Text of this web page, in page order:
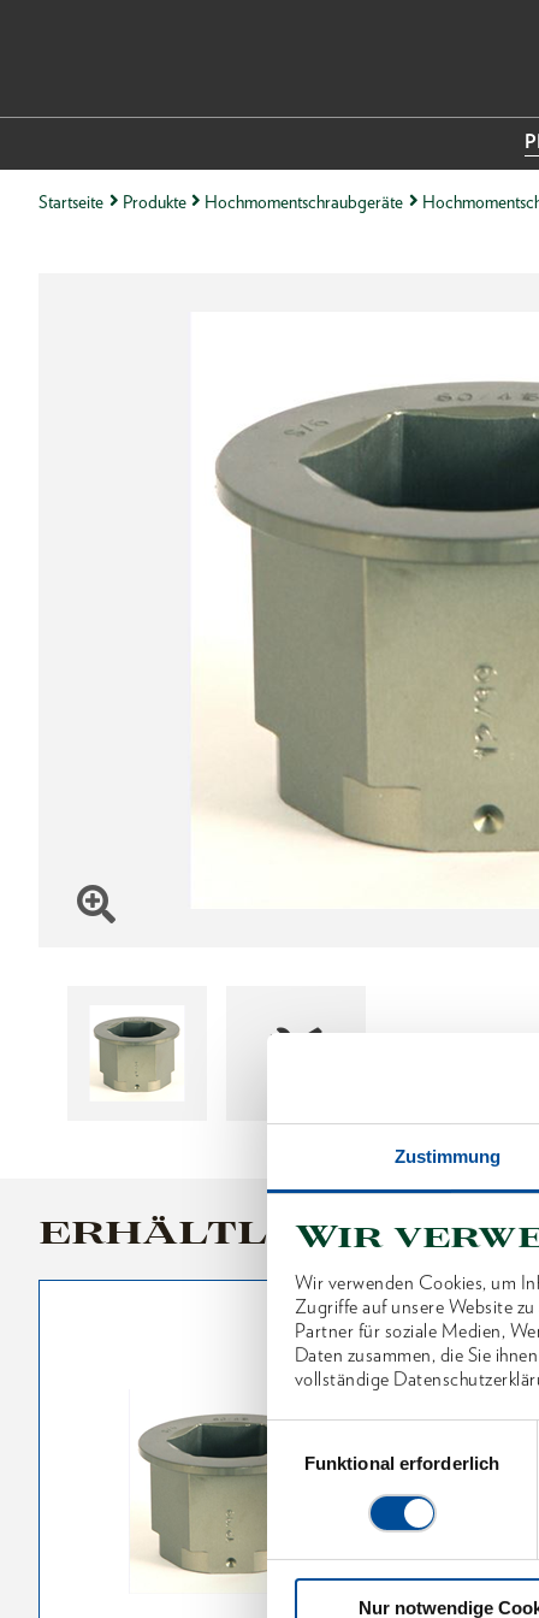
Zustimmung
Wir
Wir verwenden Cookies, um
Zugriffe auf unsere Website
Partner für soziale Medien,
Daten zusammen, die Sie
vollständige
Einwilligungsauswahl
Funktional erforderlich
Nur notwendige
Startseite Produkte Hochmomentschraubgeräte
ERHÄLTLICHE